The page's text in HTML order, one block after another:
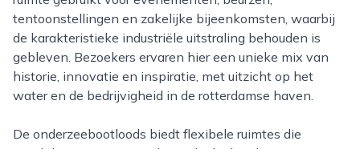
tentoonstellingen en zakelijke bijeenkomsten, waarbij
de karakteristieke industriële uitstraling behouden is
gebleven. Bezoekers ervaren hier een unieke mix van
historie, innovatie en inspiratie, met uitzicht op het
water en de bedrijvigheid in de rotterdamse haven.
De onderzeebootloods biedt flexibele ruimtes die